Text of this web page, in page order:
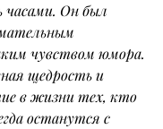
часами. Он был
чувством юмора.
щедрость и
в жизни тех, кто
останутся с